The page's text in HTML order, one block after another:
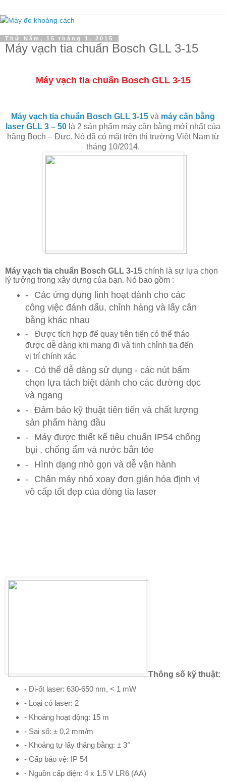
Thứ Năm, 15 tháng 1, 2015
Máy vạch tia chuẩn Bosch GLL 3-15
Máy vạch tia chuẩn Bosch GLL 3-15
Máy vạch tia chuẩn Bosch GLL 3-15 và máy cân bằng
laser GLL 3 – 50 là 2 sản phẩm máy cân bằng mới nhất của
hãng Boch – Đưc. Nó đã có mặt trên thị trường Việt Nam từ
tháng 10/2014.
Máy vạch tia chuẩn Bosch GLL 3-15 chính là sự lựa chọn
lý tưởng trong xây dựng của bạn. Nó bao gồm :
-
Các ứng dụng linh hoạt dành cho các
công việc đánh dấu, chỉnh hàng và lấy cân
bằng khác nhau
-
Được tích hợp đế quay tiên tiến có thể tháo
được dễ dàng khi mang đi và tinh chỉnh tia đến
vị trí chính xác
-
Có thể dễ dàng sử dụng - các nút bấm
chọn lựa tách biệt dành cho các đường dọc
và ngang
- Đảm bảo kỹ thuật tiên tiến và chất lượng
sản phẩm hàng đầu
-
Máy được thiết kế tiêu chuẩn IP54 chống
bụi , chống ẩm và nước bắn tóe
-
Hình dạng nhỏ gọn và dễ vận hành
-
Chân máy nhỏ xoay đơn giản hóa định vị
vô cấp tốt đẹp của dòng tia laser
Thông số kỹ thuật:
- Đi-ốt laser: 630-650 nm, < 1 mW
- Loại có laser: 2
- Khoảng hoạt động: 15 m
- Sai số: ± 0,2 mm/m
- Khoảng tự lấy thăng bằng: ± 3°
- Cấp bảo vệ: IP 54
- Nguồn cấp điện: 4 x 1.5 V LR6 (AA)